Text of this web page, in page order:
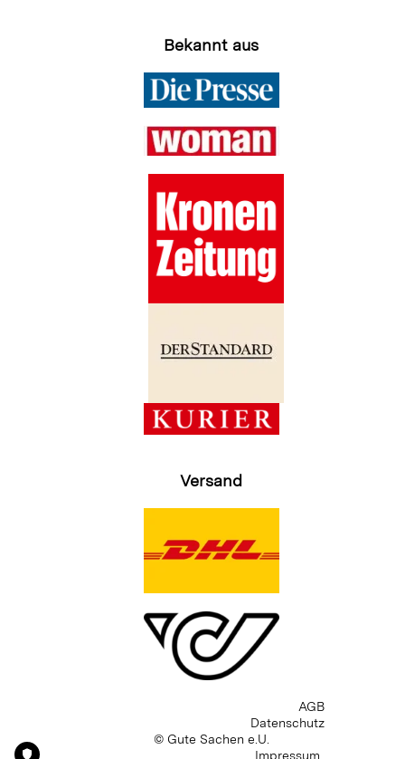
Bekannt aus
Versand
© Gute Sachen e.U.
AGB
Datenschutz
Impressum